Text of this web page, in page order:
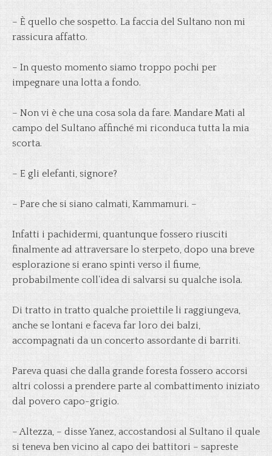
– È quello che sospetto. La faccia del Sultano non mi
rassicura affatto.
– In questo momento siamo troppo pochi per
impegnare una lotta a fondo.
– Non vi è che una cosa sola da fare. Mandare Mati al
campo del Sultano affinché mi riconduca tutta la mia
scorta.
– E gli elefanti, signore?
– Pare che si siano calmati, Kammamuri. –
Infatti i pachidermi, quantunque fossero riusciti
finalmente ad attraversare lo sterpeto, dopo una breve
esplorazione si erano spinti verso il fiume,
probabilmente coll’idea di salvarsi su qualche isola.
Di tratto in tratto qualche proiettile li raggiungeva,
anche se lontani e faceva far loro dei balzi,
accompagnati da un concerto assordante di barriti.
Pareva quasi che dalla grande foresta fossero accorsi
altri colossi a prendere parte al combattimento iniziato
dal povero capo-grigio.
– Altezza, – disse Yanez, accostandosi al Sultano il quale
si teneva ben vicino al capo dei battitori – sapreste